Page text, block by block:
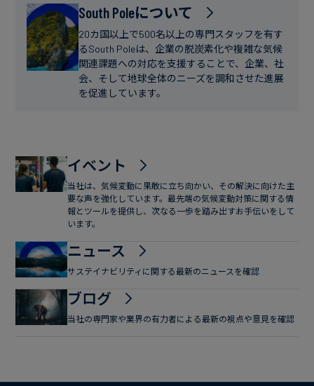
フ
ァ
イ
ナ
ン
ー
ス
South Poleについて
20カ国以上で500名以上の専門スタッフを有す
るSouth Poleは、企業の脱炭素化や複雑な気候
関連課題への対応を支援することで、企業、社
会、そして地球全体のニーズを調和させた進展
を促進しています。
イベント
当社は、気候変動に果敢に立ち向かい、その解決に向けた主
要な声を強化しています。最先端の気候変動対策に関する情
報とツールを提供し、次なる一歩を踏み出すお手伝いをして
います。
ニュース
サステイナビリティに関する最新のニュースを確認
ブログ
当社の専門家や業界の有力者による最新の視点や意見を確認